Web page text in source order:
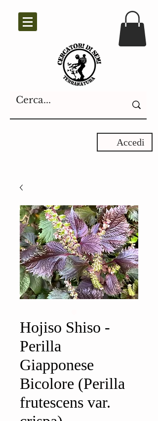
Accedi
Hojiso Shiso -
Perilla
Giapponese
Bicolore (Perilla
frutescens var.